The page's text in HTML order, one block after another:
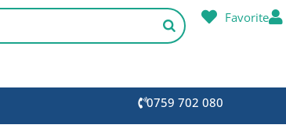
Favorite
0759 702 080